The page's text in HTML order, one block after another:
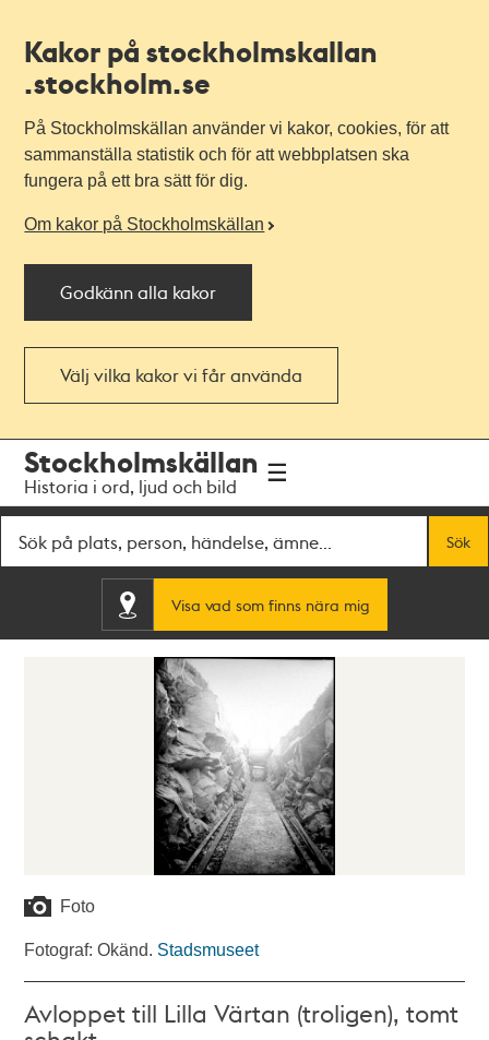
Kakor på stockholmskallan
.stockholm.se
På Stockholmskällan använder vi kakor, cookies, för att
sammanställa statistik och för att webbplatsen ska
fungera på ett bra sätt för dig.
Om kakor på Stockholmskällan
Godkänn alla kakor
Välj vilka kakor vi får använda
navigationen
huvudinnehållet
Stockholmskällan
Historia i ord, ljud och bild
Sök
Visa vad som finns nära mig
Foto
Fotograf: Okänd. Stadsmuseet
Avloppet till Lilla Värtan (troligen), tomt